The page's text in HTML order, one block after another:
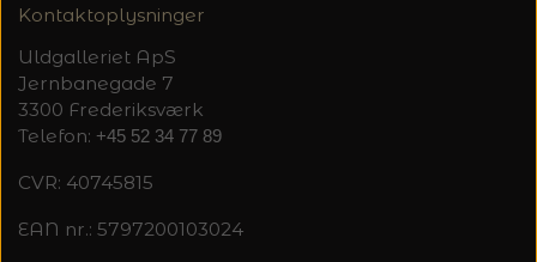
Kontaktoplysninger
Uldgalleriet ApS
Jernbanegade 7
3300 Frederiksværk
Telefon: +45 52 34 77 89
CVR: 40745815
EAN nr.: 5797200103024